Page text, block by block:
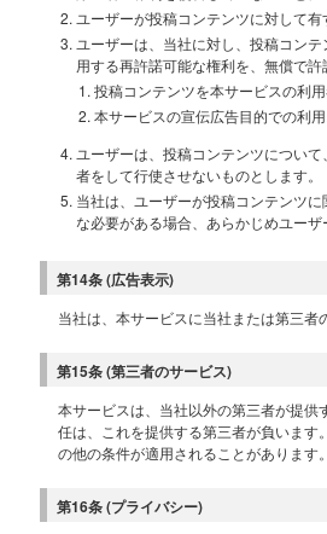
ユーザーが投稿コンテンツに対して
ユーザーは、当社に対し、投稿コン
用する再許諾可能な権利を、無償で
投稿コンテンツを本サービスの利
本サービスの宣伝広告目的での利
ユーザーは、投稿コンテンツについ
者をして行使させないものとします。
当社は、ユーザーが投稿コンテンツ
な必要がある場合、あらかじめユー
第14条 (広告表示)
当社は、本サービスに当社または第三
第15条 (第三者のサービス)
本サービスは、当社以外の第三者が提
任は、これを提供する第三者が負いま
の他の条件が適用されることがあります
第16条 (プライバシー)